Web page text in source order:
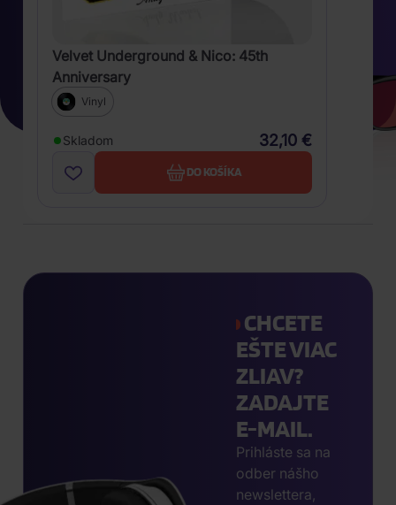
Velvet Underground & Nico: 45th
Anniversary
Vinyl
Skladom 32,10 €
DO KOŠÍKA
CHCETE
EŠTE VIAC
ZLIAV?
ZADAJTE
E-MAIL.
Prihláste sa na
odber nášho
newslettera,